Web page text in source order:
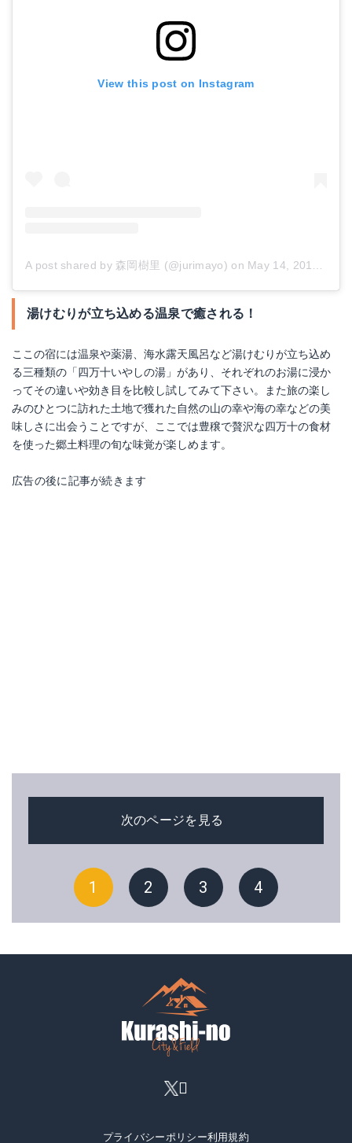
View this post on Instagram
A post shared by 森岡樹里 (@jurimayo) on May 14, 2017 at 6:44am PDT
湯けむりが立ち込める温泉で癒される！
ここの宿には温泉や薬湯、海水露天風呂など湯けむりが立ち込め
る三種類の「四万十いやしの湯」があり、それぞれのお湯に浸か
ってその違いや効き目を比較し試してみて下さい。また旅の楽し
みのひとつに訪れた土地で獲れた自然の山の幸や海の幸などの美
味しさに出会うことですが、ここでは豊穣で贅沢な四万十の食材
を使った郷土料理の旬な味覚が楽しめます。
広告の後に記事が続きます
次のページを見る
1 2 3 4
プライバシーポリシー利用規約